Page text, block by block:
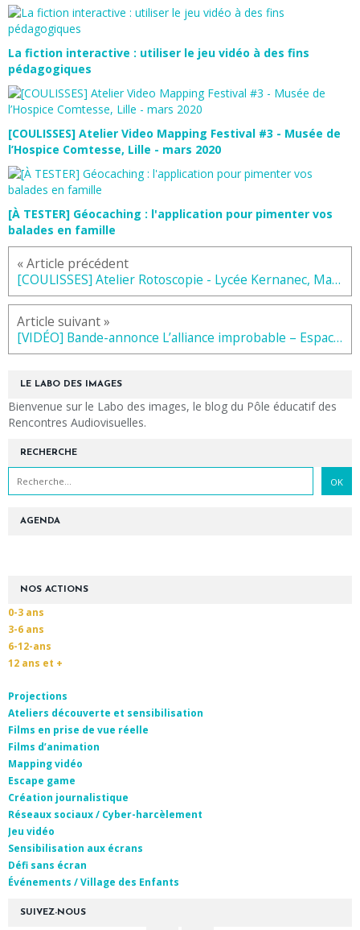
La fiction interactive : utiliser le jeu vidéo à des fins
pédagogiques
[COULISSES] Atelier Video Mapping Festival #3 - Musée de
l’Hospice Comtesse, Lille - mars 2020
[À TESTER] Géocaching : l'application pour pimenter vos
balades en famille
« Article précédent
[COULISSES] Atelier Rotoscopie - Lycée Kernanec, Marcq-en-Barœul - novembre 2020
Article suivant »
[VIDÉO] Bande-annonce L’alliance improbable – Espace Culturel de la Ferme Dupuich, Mazingarbe - octobre 2020
SUIVEZ-NOUS
RECHERCHE
LE LABO DES IMAGES
Bienvenue sur le Labo des images, le blog du Pôle éducatif des
Rencontres Audiovisuelles.
NOS ACTIONS
0-3 ans
3-6 ans
6-12-ans
12 ans et +
Projections
Ateliers découverte et sensibilisation
Films en prise de vue réelle
Films d’animation
Mapping vidéo
Escape game
Création journalistique
Réseaux sociaux / Cyber-harcèlement
Jeu vidéo
Sensibilisation aux écrans
Défi sans écran
Événements / Village des Enfants
AGENDA